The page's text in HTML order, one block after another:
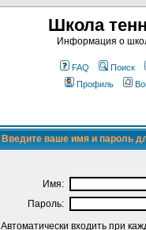
Школа
Информация о
FAQ Поиск
Профиль
Введите ваше имя и пароль
Имя:
Пароль:
Автоматически входить при